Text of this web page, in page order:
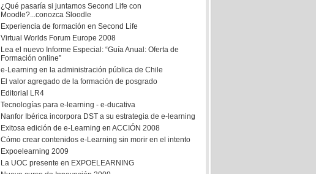
¿Qué pasaría si juntamos Second Life con
Moodle?...conozca Sloodle
Experiencia de formación en Second Life
Virtual Worlds Forum Europe 2008
Lea el nuevo Informe Especial: “Guía Anual: Oferta de
Formación online”
e-Learning en la administración pública de Chile
El valor agregado de la formación de posgrado
Editorial LR4
Tecnologías para e-learning - e-ducativa
Nanfor Ibérica incorpora DST a su estrategia de e-learning
Exitosa edición de e-Learning en ACCIÓN 2008
Cómo crear contenidos e-Learning sin morir en el intento
Expoelearning 2009
La UOC presente en EXPOELEARNING